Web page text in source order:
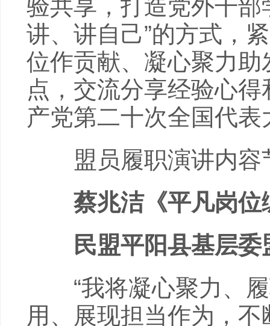
验共享，打造党外干部
讲、讲自己”的方式，
位作贡献、凝心聚力
点，交流分享经验心
产党第二十次全国代表
盟员履职演讲内容
蔡兆洁《平凡岗位
民盟平阳县基层委
“我将凝心聚力、履
用、展现担当作为，